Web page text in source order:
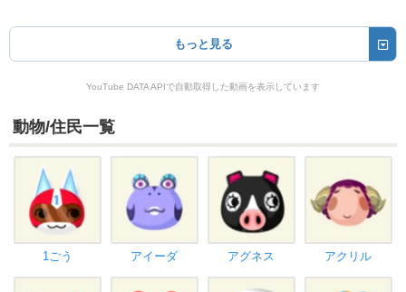
もっと見る
YouTube DATA APIで自動取得した動画を表示しています
動物/住民一覧
1ごう アイーダ アグネス アクリル